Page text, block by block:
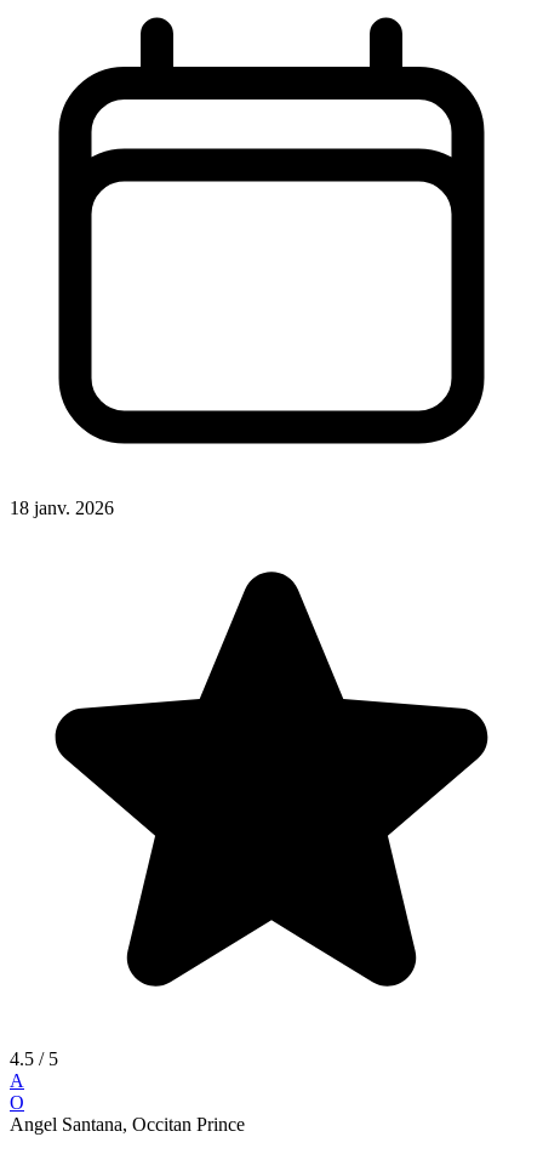
18 janv. 2026
4.5 / 5
A
O
Angel Santana, Occitan Prince